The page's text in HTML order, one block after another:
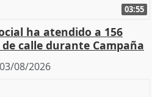
03:55
ha atendido a 156
calle durante Campaña
03/08/2026